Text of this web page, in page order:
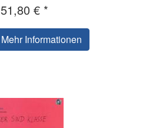
51,80 € *
Mehr Informationen